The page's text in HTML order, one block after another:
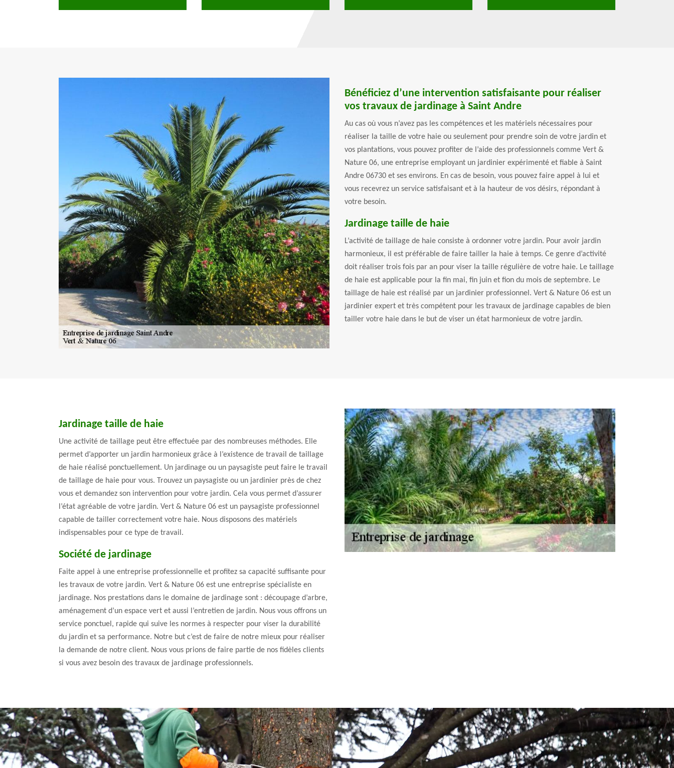
Bénéficiez d’une intervention satisfaisante pour réaliser
vos travaux de jardinage à Saint Andre
Au cas où vous n’avez pas les compétences et les matériels nécessaires pour
réaliser la taille de votre haie ou seulement pour prendre soin de votre jardin et
vos plantations, vous pouvez profiter de l’aide des professionnels comme Vert &
Nature 06, une entreprise employant un jardinier expérimenté et fiable à Saint
Andre 06730 et ses environs. En cas de besoin, vous pouvez faire appel à lui et
vous recevrez un service satisfaisant et à la hauteur de vos désirs, répondant à
votre besoin.
Jardinage taille de haie
L’activité de taillage de haie consiste à ordonner votre jardin. Pour avoir jardin
harmonieux, il est préférable de faire tailler la haie à temps. Ce genre d’activité
doit réaliser trois fois par an pour viser la taille régulière de votre haie. Le taillage
de haie est applicable pour la fin mai, fin juin et fion du mois de septembre. Le
taillage de haie est réalisé par un jardinier professionnel. Vert & Nature 06 est un
jardinier expert et très compétent pour les travaux de jardinage capables de bien
tailler votre haie dans le but de viser un état harmonieux de votre jardin.
Jardinage taille de haie
Une activité de taillage peut être effectuée par des nombreuses méthodes. Elle
permet d’apporter un jardin harmonieux grâce à l’existence de travail de taillage
de haie réalisé ponctuellement. Un jardinage ou un paysagiste peut faire le travail
de taillage de haie pour vous. Trouvez un paysagiste ou un jardinier près de chez
vous et demandez son intervention pour votre jardin. Cela vous permet d’assurer
l’état agréable de votre jardin. Vert & Nature 06 est un paysagiste professionnel
capable de tailler correctement votre haie. Nous disposons des matériels
indispensables pour ce type de travail.
Société de jardinage
Faite appel à une entreprise professionnelle et profitez sa capacité suffisante pour
les travaux de votre jardin. Vert & Nature 06 est une entreprise spécialiste en
jardinage. Nos prestations dans le domaine de jardinage sont : découpage d’arbre,
aménagement d’un espace vert et aussi l’entretien de jardin. Nous vous offrons un
service ponctuel, rapide qui suive les normes à respecter pour viser la durabilité
du jardin et sa performance. Notre but c’est de faire de notre mieux pour réaliser
la demande de notre client. Nous vous prions de faire partie de nos fidèles clients
si vous avez besoin des travaux de jardinage professionnels.